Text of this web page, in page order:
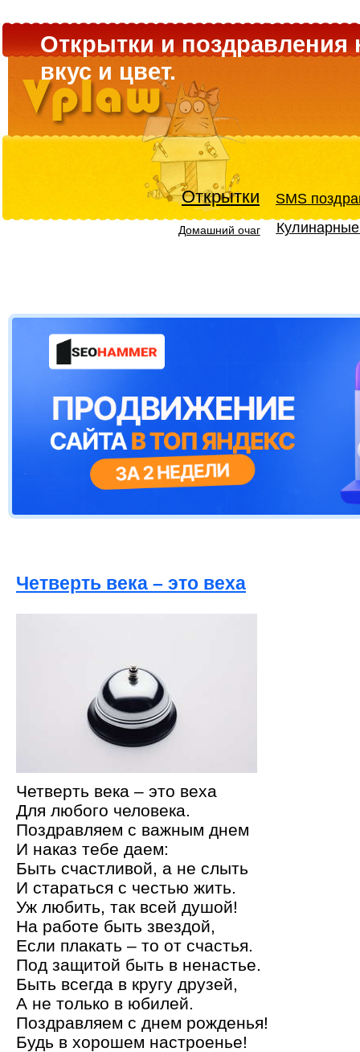
Открытки и поздравления
вкус и цвет.
Открытки SMS
Домашний очаг
Четверть века – это веха
Четверть века – это веха
Для любого человека.
Поздравляем с важным днем
И наказ тебе даем:
Быть счастливой, а не слыть
И стараться с честью жить.
Уж любить, так всей душой!
На работе быть звездой,
Если плакать – то от счастья.
Под защитой быть в ненастье.
Быть всегда в кругу друзей,
А не только в юбилей.
Поздравляем с днем рожденья!
Будь в хорошем настроенье!